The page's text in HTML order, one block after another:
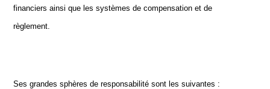
financiers ainsi que les systèmes de compensation et de
règlement.
Ses grandes sphères de responsabilité sont les suivantes :